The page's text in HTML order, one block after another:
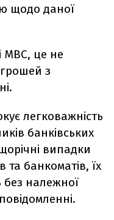
щодо даної
МВС, це не
з
легковажність
банківських
випадки
та банкоматів, їх
належної